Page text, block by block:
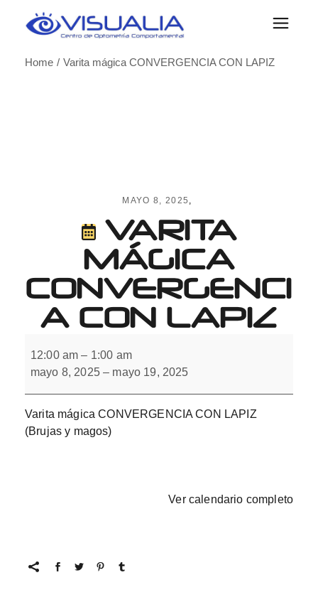
Home
Varita mágica CONVERGENCIA CON LAPIZ
MAYO 8, 2025
VARITA
MÁGICA
CONVERGENCI
A CON LAPIZ
mágica
CONVERGENCIA
CON
12:00 am – 1:00 am
mayo 8, 2025 – mayo 19, 2025
Varita mágica CONVERGENCIA CON LAPIZ
(Brujas y magos)
Ver calendario completo